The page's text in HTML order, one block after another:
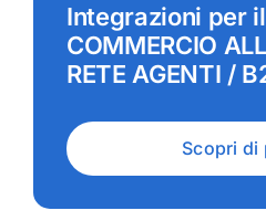
Integrazioni per
COMMERCIO
RETE AGENTI /
Scopri di